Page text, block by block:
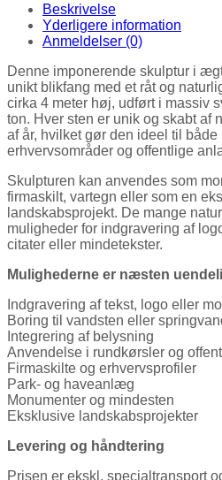
Beskrivelse
Yderligere information
Anmeldelser (0)
Denne imponerende skulptur i
unikt blikfang med et råt og
cirka 4 meter høj, udført i massiv
ton. Hver sten er unik og skabt af
af år, hvilket gør den ideel til både
erhvervsområder og offentlige
Skulpturen kan anvendes som
firmaskilt, vartegn eller som en
landskabsprojekt. De mange
muligheder for indgravering af
citater eller mindetekster.
Mulighederne er næsten
Indgravering af tekst, logo eller
Boring til vandsten eller
Integrering af belysning
Anvendelse i rundkørsler og
Firmaskilte og erhvervsprofiler
Park- og haveanlæg
Monumenter og mindesten
Eksklusive landskabsprojekter
Levering og håndtering
Prisen er ekskl. specialtransport